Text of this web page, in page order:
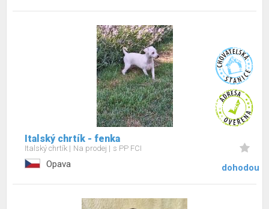
Italský chrtík - fenka
Italský chrtík Na prodej s PP FCI
Opava dohodou